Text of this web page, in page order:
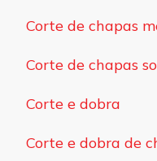
Corte de chapas
Corte de chapas
Corte e dobra
Corte e dobra de